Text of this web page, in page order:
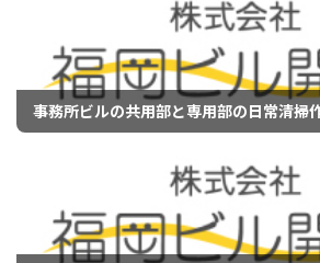
事務所ビルの共用部と専用部の日常清掃